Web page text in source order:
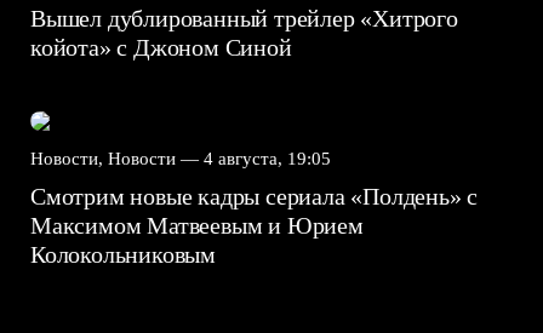
Вышел дублированный трейлер «Хитрого
койота» с Джоном Синой
Новости, Новости — 4 августа, 19:05
Смотрим новые кадры сериала «Полдень» с
Максимом Матвеевым и Юрием
Колокольниковым